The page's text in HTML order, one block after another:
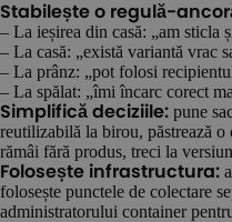
Stabilește o regulă-
– La ieșirea din casă: „am sticla
– La casă: „există variantă vrac
– La prânz: „pot folosi
– La spălat: „îmi încarc corect
Simplifică deciziile: pune
reutilizabilă la birou, păstrează
rămâi fără produs, treci la
Folosește infrastructura:
folosește punctele de colectare
administratorului container